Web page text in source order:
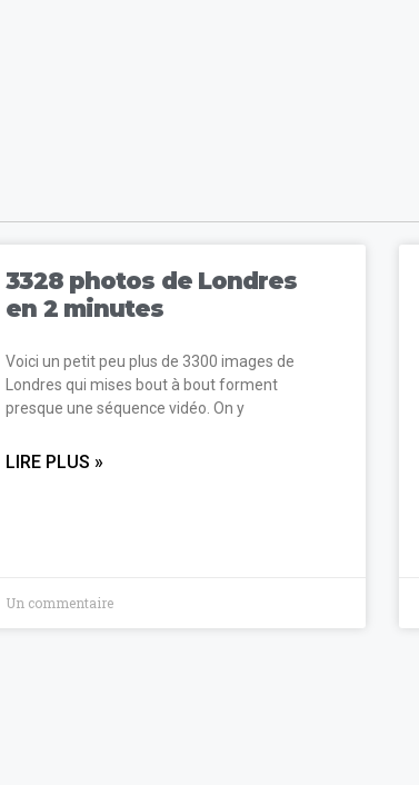
3328 photos de Londres
en 2 minutes
Voici un petit peu plus de 3300 images de
Londres qui mises bout à bout forment
presque une séquence vidéo. On y
LIRE PLUS »
Un commentaire